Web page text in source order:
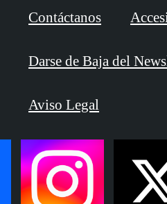
Contáctanos
Darse de Baja del
Aviso Legal